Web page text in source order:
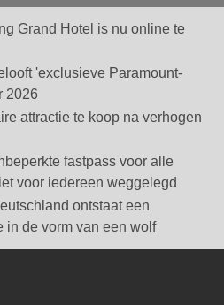
Grand Hotel is nu online te
'exclusieve Paramount-
2026
attractie te koop na verhogen
fastpass voor alle
voor iedereen weggelegd
ontstaat een
in de vorm van een wolf